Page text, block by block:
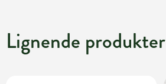
Lignende produkter